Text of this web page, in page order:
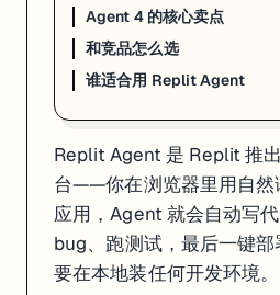
为什么值得关注
2026 年 3 月，Replit 发布 Agent 4，同
Agent 4 的核心卖点
和竞品怎么选
谁适合用 Replit Agent
Replit Agent 是 Replit 推
台——你在浏览器里用自然
应用，Agent 就会自动写
bug、跑测试，最后一键
要在本地装任何开发环境。